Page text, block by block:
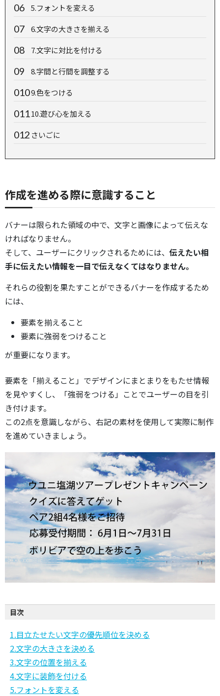
5.フォントを変える
6.文字の大きさを揃える
7.文字に対比を付ける
8.字間と行間を調整する
9.色をつける
10.遊び心を加える
さいごに
作成を進める際に意識すること
バナーは限られた領域の中で、文字と画像によって伝えな
ければなりません。
そして、ユーザーにクリックされるためには、 伝えたい相
手に伝えたい情報を一目で伝えなくてはなりません。
それらの役割を果たすことができるバナーを作成するため
には、
要素を揃えること
要素に強弱をつけること
が重要になります。
要素を「揃えること」でデザインにまとまりをもたせ情報
を見やすくし、「強弱をつける」ことでユーザーの目を引
き付けます。
この2点を意識しながら、右記の素材を使用して実際に制作
を進めていきましょう。
目次
1.目立たせたい文字の優先順位を決める
2.文字の大きさを決める
3.文字の位置を揃える
4.文字に装飾を付ける
5.フォントを変える